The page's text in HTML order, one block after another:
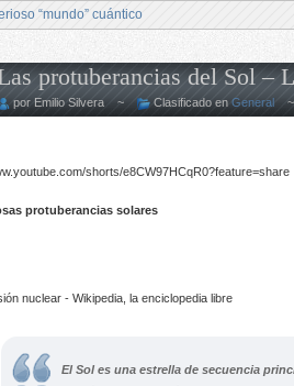
“mundo” cuántico
protuberancias del Sol –
por Emilio Silvera ~ Clasificado en General
shorts/e8CW97HCqR0?feature=share
protuberancias solares
El Sol es una estrella de secuencia